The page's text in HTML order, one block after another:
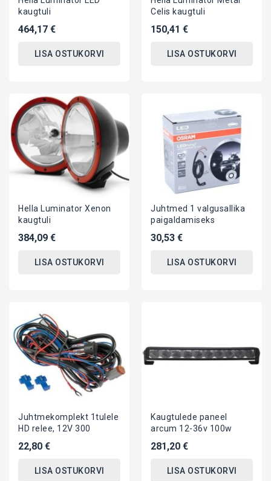
kaugtuli
464,17 €
LISA OSTUKORVI
Celis kaugtuli
150,41 €
LISA OSTUKORVI
Hella Luminator Xenon
kaugtuli
384,09 €
LISA OSTUKORVI
Juhtmed 1 valgusallika
paigaldamiseks
30,53 €
LISA OSTUKORVI
Juhtmekomplekt 1tulele
HD relee, 12V 300
22,80 €
LISA OSTUKORVI
Kaugtulede paneel
arcum 12-36v 100w
281,20 €
LISA OSTUKORVI